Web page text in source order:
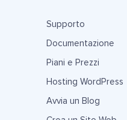
Supporto
Documentazione
Piani e Prezzi
Hosting WordPress
Avvia un Blog